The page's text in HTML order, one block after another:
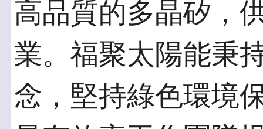
高品質的多晶矽，
業。福聚太陽能秉
念，堅持綠色環境